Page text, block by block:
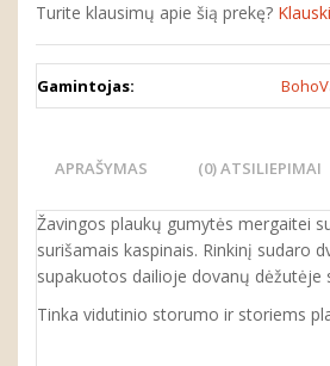
Turite klausimų apie šią prekę?
Gamintojas:
APRAŠYMAS (0) ATSILIEPIMAI
Žavingos plaukų gumytės mergaitei
surišamais kaspinais. Rinkinį sudaro
supakuotos dailioje dovanų dėžutėje
Tinka vidutinio storumo ir storiems